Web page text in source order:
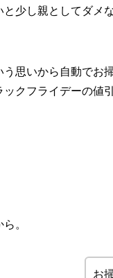
少し親としてダメ
思いから自動でお
クフライデーの値引
。
お